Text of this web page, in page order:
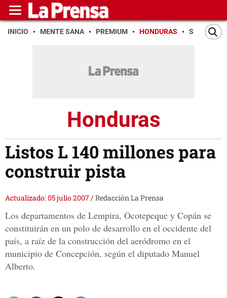
INICIO MENTE SANA PREMIUM HONDURAS SAN PEDRO
Honduras
Listos L 140 millones para
construir pista
Actualizado: 05 julio 2007/Redacción La Prensa
Los departamentos de Lempira, Ocotepeque y Copán se
constituirán en un polo de desarrollo en el occidente del
país, a raíz de la construcción del aeródromo en el
municipio de Concepción, según el diputado Manuel
Alberto.